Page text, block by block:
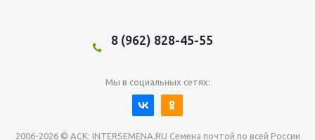
8 (962) 828-45-55
Мы в социальных сетях:
2006-2026 © АСК: INTERSEMENA.RU Семена почтой по всей России